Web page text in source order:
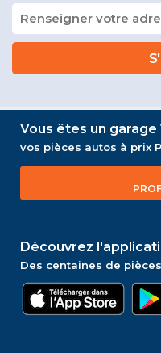
Vous êtes un garage
vos pièces autos à prix
Découvrez
Des centaines de